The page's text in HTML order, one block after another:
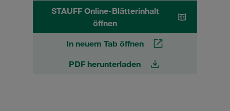
STAUFF Online-Blätterinhalt
öffnen
In neuem Tab öffnen
PDF herunterladen